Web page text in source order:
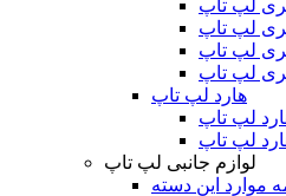
هارد لپ تاپ
لوازم جانبی لپ تاپ
موارد این دسته